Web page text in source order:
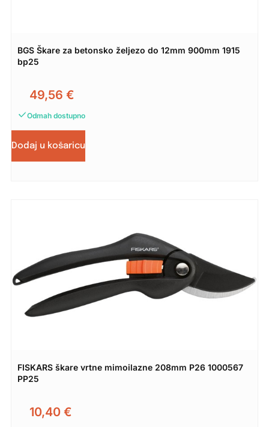
BGS Škare za betonsko željezo do 12mm 900mm 1915
bp25
49,56 €
Odmah dostupno
Dodaj u košaricu
FISKARS škare vrtne mimoilazne 208mm P26 1000567
PP25
10,40 €